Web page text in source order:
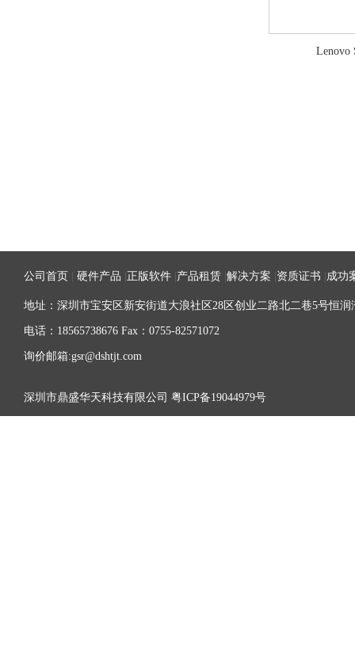
Lenovo
公司首页 硬件产品 正版软件 产品租赁 解决方案 资质证书 成功
地址：深圳市宝安区新安街道大浪社区28区创业二路北二巷5号恒润
电话：18565738676 Fax：0755-82571072
询价邮箱:gsr@dshtjt.com
深圳市鼎盛华天科技有限公司 粤ICP备19044979号